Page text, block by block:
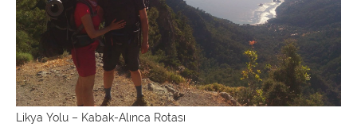
Likya Yolu – Kabak-Alınca Rotası